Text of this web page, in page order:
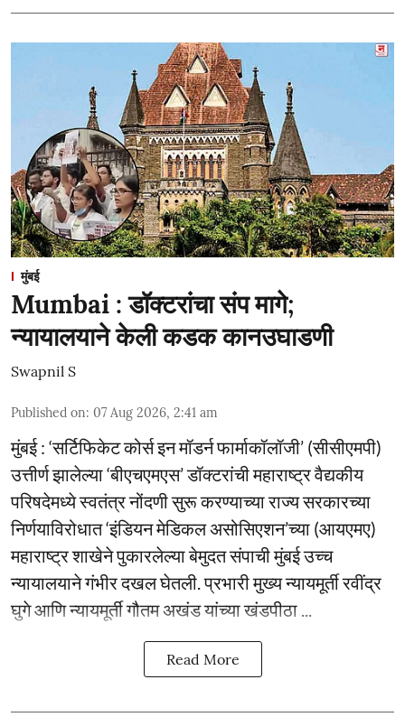
मुंबई
Mumbai : डॉक्टरांचा संप मागे;
न्यायालयाने केली कडक कानउघाडणी
Swapnil S
Published on: 07 Aug 2026, 2:41 am
मुंबई : ‘सर्टिफिकेट कोर्स इन मॉडर्न फार्माकॉलॉजी’ (सीसीएमपी)
उत्तीर्ण झालेल्या ‘बीएचएमएस’ डॉक्टरांची महाराष्ट्र वैद्यकीय
परिषदेमध्ये स्वतंत्र नोंदणी सुरू करण्याच्या राज्य सरकारच्या
निर्णयाविरोधात ‘इंडियन मेडिकल असोसिएशन’च्या (आयएमए)
महाराष्ट्र शाखेने पुकारलेल्या बेमुदत संपाची मुंबई उच्च
न्यायालयाने गंभीर दखल घेतली. प्रभारी मुख्य न्यायमूर्ती रवींद्र
घुगे आणि न्यायमूर्ती गौतम अखंड यांच्या खंडपीठा ...
Read More